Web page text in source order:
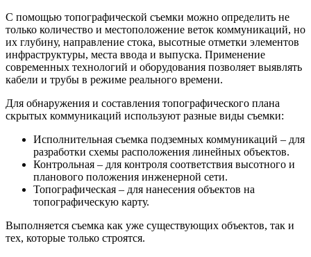
С помощью топографической съемки можно определить не
только количество и местоположение веток коммуникаций, но
их глубину, направление стока, высотные отметки элементов
инфраструктуры, места ввода и выпуска. Применение
современных технологий и оборудования позволяет выявлять
кабели и трубы в режиме реального времени.
Для обнаружения и составления топографического плана
скрытых коммуникаций используют разные виды съемки:
Исполнительная съемка подземных коммуникаций – для
разработки схемы расположения линейных объектов.
Контрольная – для контроля соответствия высотного и
планового положения инженерной сети.
Топографическая – для нанесения объектов на
топографическую карту.
Выполняется съемка как уже существующих объектов, так и
тех, которые только строятся.